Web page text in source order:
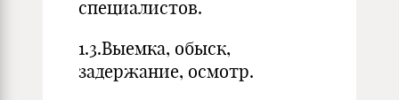
специалистов.
1.3.Выемка, обыск,
задержание, осмотр.